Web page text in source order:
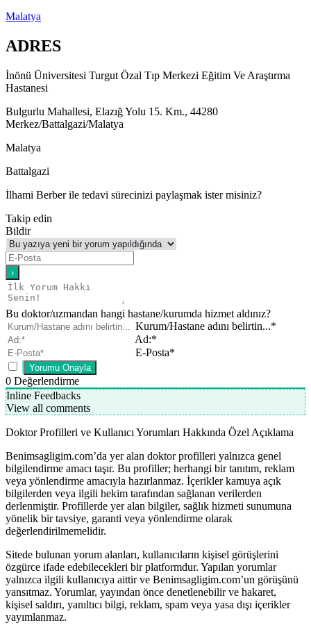
Malatya
ADRES
İnönü Üniversitesi Turgut Özal Tıp Merkezi Eğitim Ve Araştırma
Hastanesi
Bulgurlu Mahallesi, Elazığ Yolu 15. Km., 44280
Merkez/Battalgazi/Malatya
Malatya
Battalgazi
İlhami Berber ile tedavi sürecinizi paylaşmak ister misiniz?
Takip edin
Bildir
Bu doktor/uzmandan hangi hastane/kurumda hizmet aldınız?
Kurum/Hastane adını belirtin...*
Ad:*
E-Posta*
0 Değerlendirme
Inline Feedbacks
View all comments
Doktor Profilleri ve Kullanıcı Yorumları Hakkında Özel Açıklama
Benimsagligim.com’da yer alan doktor profilleri yalnızca genel
bilgilendirme amacı taşır. Bu profiller; herhangi bir tanıtım, reklam
veya yönlendirme amacıyla hazırlanmaz. İçerikler kamuya açık
bilgilerden veya ilgili hekim tarafından sağlanan verilerden
derlenmiştir. Profillerde yer alan bilgiler, sağlık hizmeti sunumuna
yönelik bir tavsiye, garanti veya yönlendirme olarak
değerlendirilmemelidir.
Sitede bulunan yorum alanları, kullanıcıların kişisel görüşlerini
özgürce ifade edebilecekleri bir platformdur. Yapılan yorumlar
yalnızca ilgili kullanıcıya aittir ve Benimsagligim.com’un görüşünü
yansıtmaz. Yorumlar, yayından önce denetlenebilir ve hakaret,
kişisel saldırı, yanıltıcı bilgi, reklam, spam veya yasa dışı içerikler
yayımlanmaz.